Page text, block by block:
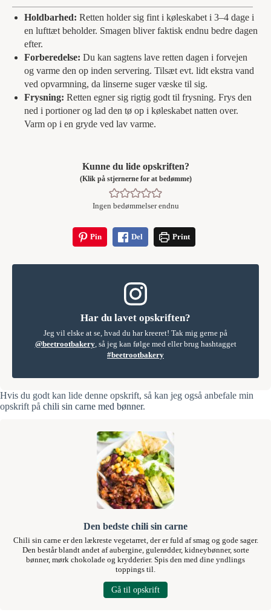
Holdbarhed: Retten holder sig fint i køleskabet i 3–4 dage i
en lufttæt beholder. Smagen bliver faktisk endnu bedre dagen
efter.
Forberedelse: Du kan sagtens lave retten dagen i forvejen
og varme den op inden servering. Tilsæt evt. lidt ekstra vand
ved opvarmning, da linserne suger væske til sig.
Frysning: Retten egner sig rigtig godt til frysning. Frys den
ned i portioner og lad den tø op i køleskabet natten over.
Varm op i en gryde ved lav varme.
Kunne du lide opskriften?
(Klik på stjernerne for at bedømme)
Ingen bedømmelser endnu
Pin Del Print
Har du lavet opskriften?
Jeg vil elske at se, hvad du har kreeret! Tak mig gerne på
@beetrootbakery, så jeg kan følge med eller brug hashtagget
#beetrootbakery
Hvis du godt kan lide denne opskrift, så kan jeg også anbefale min
opskrift på chili sin carne med bønner.
Den bedste chili sin carne
Chili sin carne er den lækreste vegetarret, der er fuld af smag og gode sager.
Den består blandt andet af aubergine, gulerødder, kidneybønner, sorte
bønner, mørk chokolade og krydderier. Spis den med dine yndlings
toppings til.
Gå til opskrift